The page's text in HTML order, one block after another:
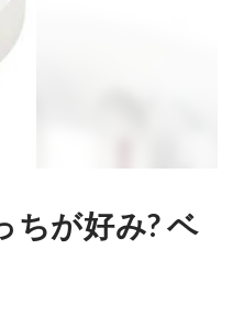
ちが好み? ベ